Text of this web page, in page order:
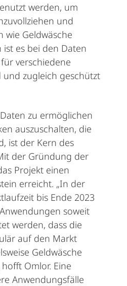
werden, um
und
wie Geldwäsche
es bei den Daten
verschiedene
und zugleich geschützt
zu ermöglichen
auszuschalten, die
ist der Kern des
der Gründung der
Projekt einen
erreicht. „In der
bis Ende 2023
soweit
werden, dass die
auf den Markt
Geldwäsche
Omlor. Eine
Anwendungsfälle